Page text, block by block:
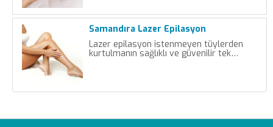
Samandıra Lazer Epilasyon
Lazer epilasyon istenmeyen tüylerden
kurtulmanın sağlıklı ve güvenilir tek…